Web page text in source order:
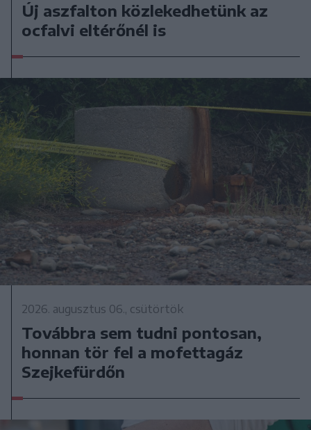
Új aszfalton közlekedhetünk az
ocfalvi eltérőnél is
2026. augusztus 06., csütörtök
Továbbra sem tudni pontosan,
honnan tör fel a mofettagáz
Szejkefürdőn